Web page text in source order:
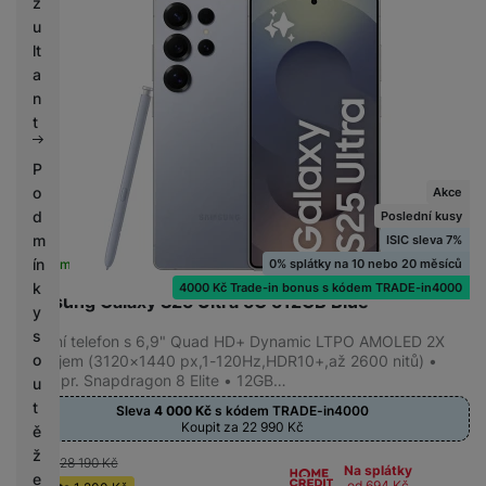
u
lt
a
n
t
P
o
d
m
ín
k
y
s
o
u
t
ě
ž
e
KONSTRUKCE
Odolný ( 6
Samsung Galaxy S25 Ultra 5G 512GB Blue
Skladem na prodejně
Akce
Poslední kusy
ISIC sleva 7%
0% splátky na 10 nebo 20 měsíců
4000 Kč Trade-in bonus s kódem TRADE-in4000
Mobilní telefon s 6,9" Quad HD+ Dynamic LTPO AMOLED 2X
displejem (3120×1440 px,1-120Hz,HDR10+,až 2600 nitů) •
8jádr. pr. Snapdragon 8 Elite • 12GB…
Sleva4 000Kč s kódemTRADE-in4000
Koupit za 22 990 Kč
-4 % 28 190Kč
Na splátky